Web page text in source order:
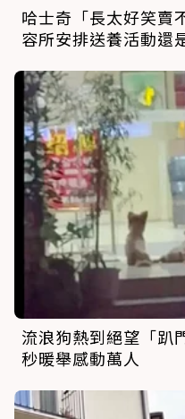
哈士奇「長太好笑賣
容所安排送養活動還
流浪狗熱到絕望「
秒暖舉感動萬人